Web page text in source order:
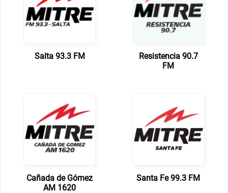
Salta 93.3 FM
Resistencia 90.7
FM
Cañada de Gómez
AM 1620
Santa Fe 99.3 FM